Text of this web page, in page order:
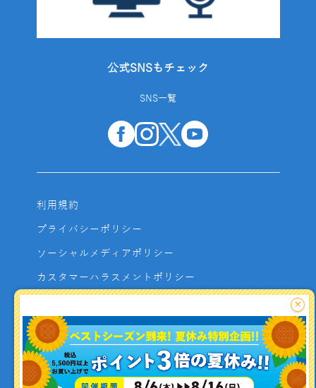
公式SNSもチェック
SNS一覧
利用規約
プライバシーポリシー
ソーシャルメディアポリシー
カスタマーハラスメントポリシー
よくあるご質問
お問い合わせ
利用者資金の保全方法
×